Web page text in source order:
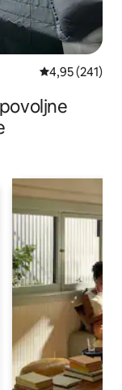
Prosječna
4,95 (241)